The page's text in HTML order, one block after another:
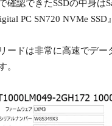
確認できたSSDの中身は
PC SN720 NVMe SSD
ードは非常に高速でデー
。